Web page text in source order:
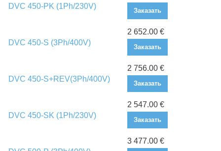
DVC 450-PK (1Ph/230V)
Заказать
DVC 450-S (3Ph/400V)
2 652.00 €
Заказать
DVC 450-S+REV(3Ph/400V)
2 756.00 €
Заказать
DVC 450-SK (1Ph/230V)
2 547.00 €
Заказать
3 477.00 €